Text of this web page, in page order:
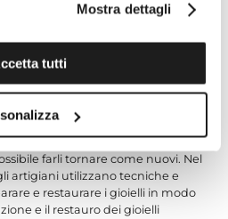
Mostra dettagli
tutti
danni e usura, ma grazie alla
farli tornare come nuovi. Nel
artigiani utilizzano tecniche e
e restaurare i gioielli in modo
e il restauro dei gioielli